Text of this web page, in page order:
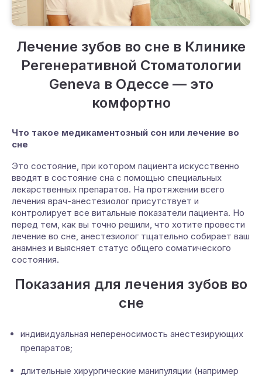
Лечение зубов во сне в Клинике
Регенеративной Стоматологии
Geneva в Одессе — это
комфортно
Что такое медикаментозный сон или лечение во
сне
Это состояние, при котором пациента искусственно
вводят в состояние сна с помощью специальных
лекарственных препаратов. На протяжении всего
лечения врач-анестезиолог присутствует и
контролирует все витальные показатели пациента. Но
перед тем, как вы точно решили, что хотите провести
лечение во сне, анестезиолог тщательно собирает ваш
анамнез и выясняет статус общего соматического
состояния.
Показания для лечения зубов во
сне
индивидуальная непереносимость анестезирующих
препаратов;
длительные хирургические манипуляции (например